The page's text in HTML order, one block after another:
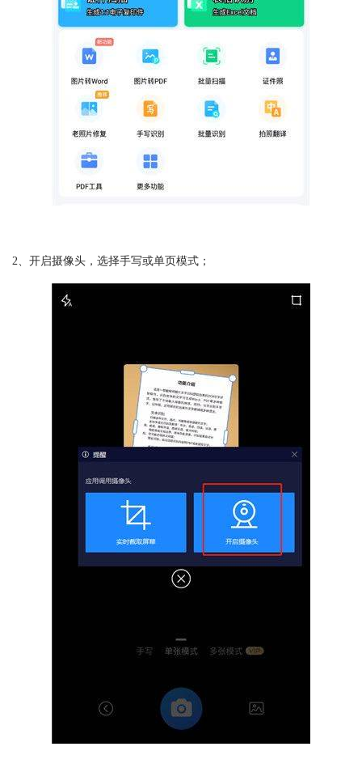
2、开启摄像头，选择手写或单页模式；